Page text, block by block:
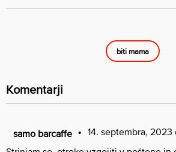
biti mama
Komentarji
samo barcaffe
14. septembra, 2023